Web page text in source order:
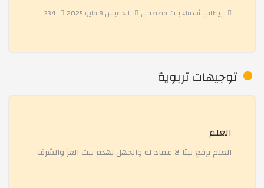
Exhibition :Innovate to Elevate
زيطاني أسماء بنت مصطفى الخميس 8 مايو 2025
توجيهات تربوية
العلم
العلم يرفع بيتا لا عماد له والجهل يهدم بيت العز والشرف